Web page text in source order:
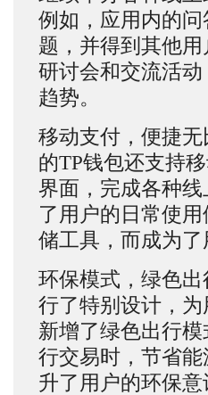
例如，应用内的
题，并得到其他
研讨会和交流活
趋势。
移动支付，便捷
的TP钱包还支持
界面，完成各种
了用户的日常使
储工具，而成为
环保模式，绿色
行了特别设计，
新增了绿色出行
行交易时，节省
升了用户的环保